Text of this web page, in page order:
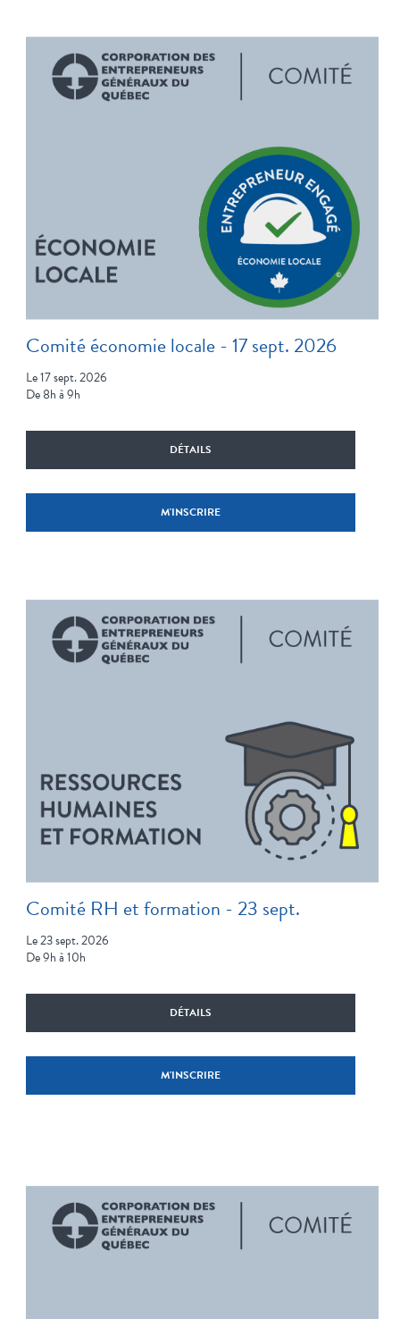
Comité économie locale - 17 sept. 2026
Le 17 sept. 2026
De 8h à 9h
DÉTAILS
M'INSCRIRE
Comité RH et formation - 23 sept.
Le 23 sept. 2026
De 9h à 10h
DÉTAILS
M'INSCRIRE